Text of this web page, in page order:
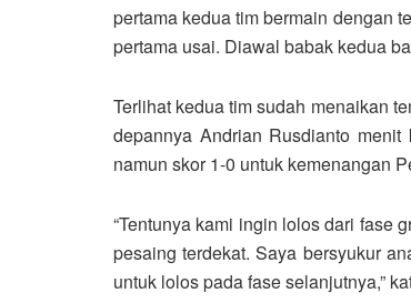
pertama kedua tim bermain dengan
pertama usai. Diawal babak kedua
Terlihat kedua tim sudah menaikan
depannya Andrian Rusdianto
namun skor 1-0 untuk kemenangan
“Tentunya kami ingin lolos dari fase
pesaing terdekat. Saya bersyukur
untuk lolos pada fase selanjutnya,”